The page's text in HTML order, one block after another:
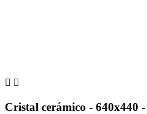
 
Cristal cerámico - 640x440